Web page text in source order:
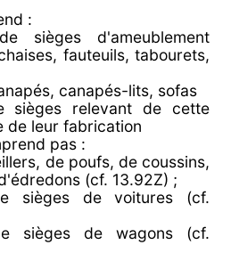
:
sièges d'ameublement
fauteuils, tabourets,
canapés-lits, sofas
sièges relevant de cette
de leur fabrication
pas :
de poufs, de coussins,
(cf. 13.92Z) ;
sièges de voitures (cf.
sièges de wagons (cf.